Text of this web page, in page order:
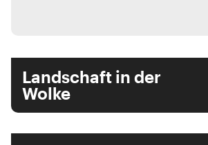
Landschaft in der
Wolke